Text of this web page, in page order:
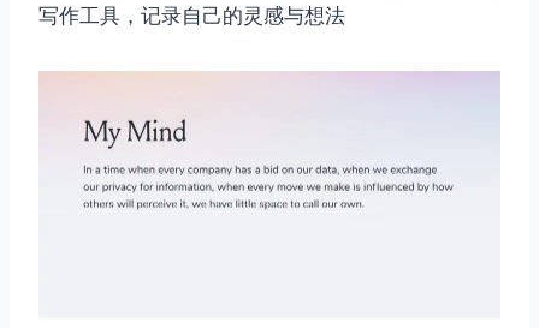
写作工具，记录自己的灵感与想法